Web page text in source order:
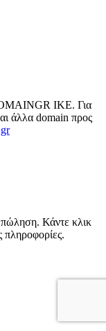
ΙΚΕ. Για
άλλα domain προς
Κάντε κλικ
πληροφορίες.